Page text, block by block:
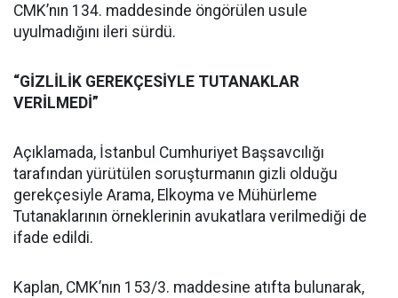
CMK’nın 134. maddesinde öngörülen usule
uyulmadığını ileri sürdü.
“GİZLİLİK GEREKÇESİYLE TUTANAKLAR
VERİLMEDİ”
Açıklamada, İstanbul Cumhuriyet Başsavcılığı
tarafından yürütülen soruşturmanın gizli olduğu
gerekçesiyle Arama, Elkoyma ve Mühürleme
Tutanaklarının örneklerinin avukatlara verilmediği de
ifade edildi.
Kaplan, CMK’nın 153/3. maddesine atıfta bulunarak,